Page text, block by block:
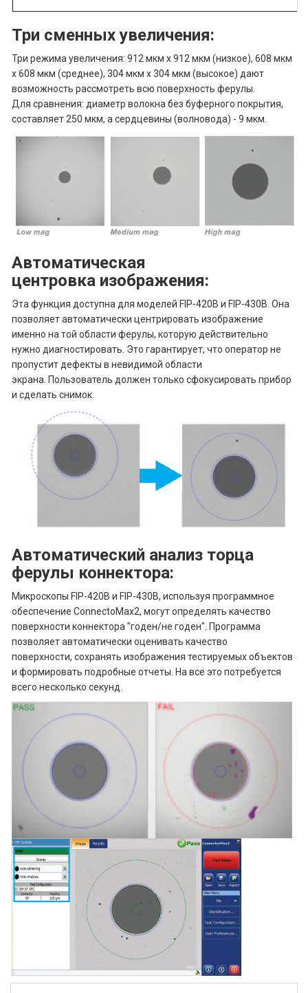
Три сменных увеличения:
Три режима увеличения: 912 мкм x 912 мкм (низкое), 608 мкм
x 608 мкм (среднее), 304 мкм x 304 мкм (высокое) дают
возможность рассмотреть всю поверхность ферулы.
Для сравнения: диаметр волокна без буферного покрытия,
составляет 250 мкм, а сердцевины (волновода) - 9 мкм.
Автоматическая
центровка изображения:
Эта функция доступна для моделей FIP-420B и FIP-430B. Она
позволяет автоматически центрировать изображение
именно на той области ферулы, которую действительно
нужно диагностировать. Это гарантирует, что оператор не
пропустит дефекты в невидимой области
экрана. Пользователь должен только сфокусировать прибор
и сделать снимок.
Автоматический анализ торца
ферулы коннектора:
Микроскопы FIP-420B и FIP-430B, используя программное
обеспечение ConnectoMax2, могут определять качество
поверхности коннектора "годен/не годен". Программа
позволяет автоматически оценивать качество
поверхности, сохранять изображения тестируемых объектов
и формировать подробные отчеты. На все это потребуется
всего несколько секунд.